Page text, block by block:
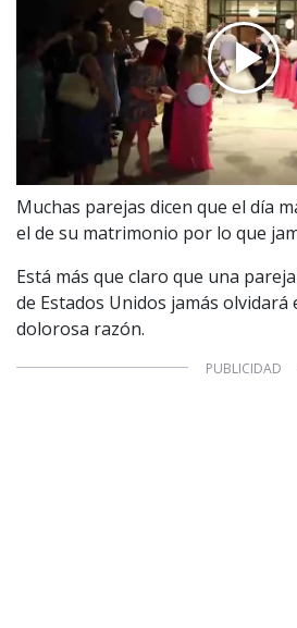
Muchas parejas dicen que el día
el de su matrimonio por lo que
Está más que claro que una
de Estados Unidos jamás
dolorosa razón.